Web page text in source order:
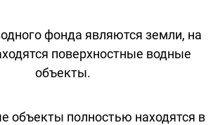
фонда являются земли, на
поверхностные водные
объекты.
объекты полностью находятся в